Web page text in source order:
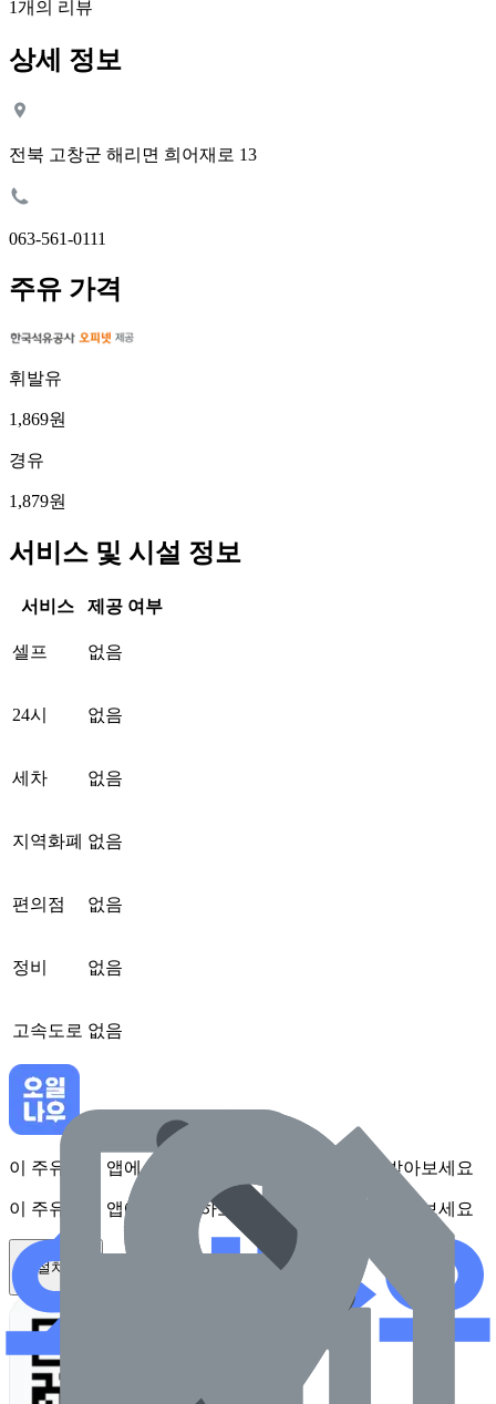
1개의 리뷰
상세 정보
전북 고창군 해리면 희어재로 13
063-561-0111
주유 가격
휘발유
1,869원
경유
1,879원
서비스 및 시설 정보
서비스 제공 여부
셀프 없음
24시 없음
세차 없음
지역화폐 없음
편의점 없음
정비 없음
고속도로 없음
이 주유소를 앱에서 확인하고 최대 1만원 혜택을 받아보세요
이 주유소를 앱에서 확인하고 최대 1만원 혜택을 받아보세요
앱 설치하기